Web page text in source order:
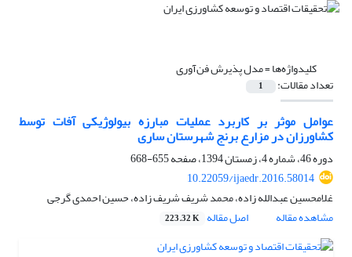
کلیدواژه‌ها =مدل پذیرش فن‌آوری
تعداد مقالات: 1
عوامل موثر بر کاربرد عملیات مبارزه بیولوژیکی آفات توسط
کشاورزان در مزارع برنج شهرستان ساری
دوره 46، شماره 4، زمستان 1394، صفحه
655-668
10.22059/ijaedr.2016.58014
غلامحسین عبدالله زاده، محمد شریف شریف زاده، حسین احمدی گرجی
مشاهده مقاله
اصل مقاله 223.32 K